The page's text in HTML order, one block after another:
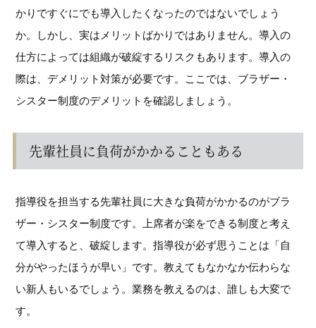
かりですぐにでも導入したくなったのではないでしょう
か。しかし、実はメリットばかりではありません。導入の
仕方によっては組織が破綻するリスクもあります。導入の
際は、デメリット対策が必要です。ここでは、ブラザー・
シスター制度のデメリットを確認しましょう。
先輩社員に負荷がかかることもある
指導役を担当する先輩社員に大きな負荷がかかるのがブラ
ザー・シスター制度です。上席者が楽をできる制度と考え
て導入すると、破綻します。指導役が必ず思うことは「自
分がやったほうが早い」です。教えてもなかなか伝わらな
い新人もいるでしょう。業務を教えるのは、誰しも大変で
す。